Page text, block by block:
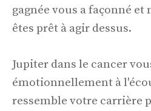
gagnée vous a façonné
êtes prêt à agir dessus.
Jupiter dans le cancer
émotionnellement à
ressemble votre carrière